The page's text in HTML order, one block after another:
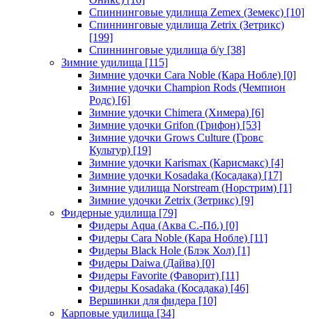
Спиннинговые удилища Zemex (Земекс) [10]
Спиннинговые удилища Zetrix (Зетрикс)
[199]
Спиннинговые удилища б/у [38]
Зимние удилища [115]
Зимние удочки Cara Noble (Кара Нобле) [0]
Зимние удочки Champion Rods (Чемпион
Родс) [6]
Зимние удочки Chimera (Химера) [6]
Зимние удочки Grifon (Грифон) [53]
Зимние удочки Grows Culture (Гровс
Культур) [19]
Зимние удочки Karismax (Карисмакс) [4]
Зимние удочки Kosadaka (Косадака) [17]
Зимние удилища Norstream (Норстрим) [1]
Зимние удочки Zetrix (Зетрикс) [9]
Фидерные удилища [79]
Фидеры Aqua (Аква С.-Пб.) [0]
Фидеры Cara Noble (Кара Нобле) [11]
Фидеры Black Hole (Блэк Хол) [1]
Фидеры Daiwa (Дайва) [0]
Фидеры Favorite (Фаворит) [11]
Фидеры Kosadaka (Косадака) [46]
Вершинки для фидера [10]
Карповые удилища [34]